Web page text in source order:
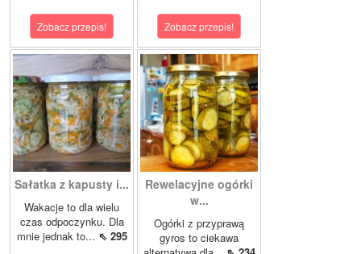
Zobacz przepis! Zobacz przepis!
Sałatka z kapusty i...
Wakacje to dla wielu
czas odpoczynku. Dla
mnie jednak to... ⇖ 295
Rewelacyjne ogórki
w...
Ogórki z przyprawą
gyros to ciekawa